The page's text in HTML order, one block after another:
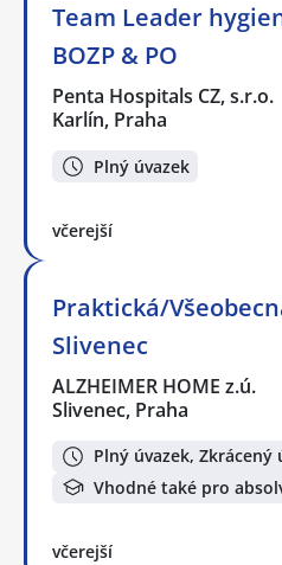
Team Leader
BOZP & PO
Penta Hospitals CZ, s.r.o.
Karlín, Praha
Plný úvazek
včerejší
Praktická/
Slivenec
ALZHEIMER HOME z.ú.
Slivenec, Praha
Plný úvazek, Zkrácený
Vhodné také pro
včerejší